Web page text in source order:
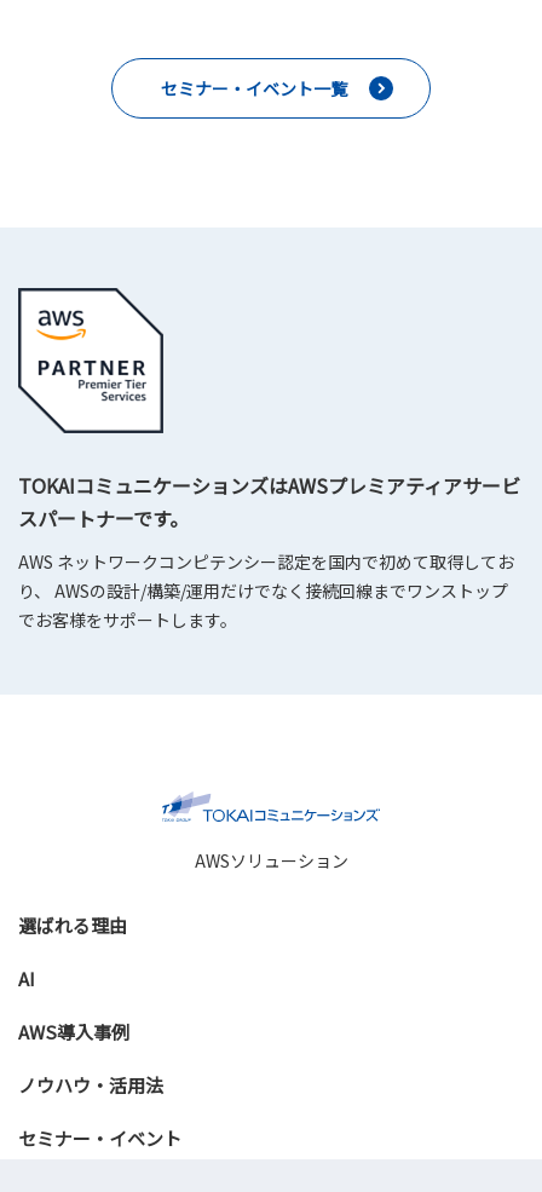
セミナー・イベント一覧
TOKAIコミュニケーションズはAWSプレミアティアサービ
スパートナーです。
AWS ネットワークコンピテンシー認定を国内で初めて取得してお
り、 AWSの設計/構築/運用だけでなく接続回線までワンストップ
でお客様をサポートします。
AWSソリューション
選ばれる理由
AI
AWS導入事例
ノウハウ・活用法
セミナー・イベント